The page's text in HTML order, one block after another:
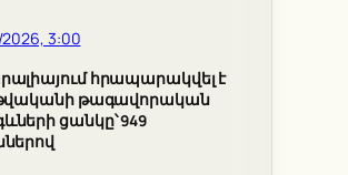
3:00
հրապարակվել է
թագավորական
ցանկը՝ 949